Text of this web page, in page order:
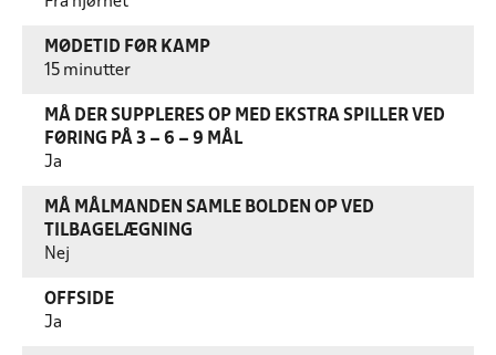
MØDETID FØR KAMP
15 minutter
MÅ DER SUPPLERES OP MED EKSTRA SPILLER VED
FØRING PÅ 3 – 6 – 9 MÅL
Ja
MÅ MÅLMANDEN SAMLE BOLDEN OP VED
TILBAGELÆGNING
Nej
OFFSIDE
Ja